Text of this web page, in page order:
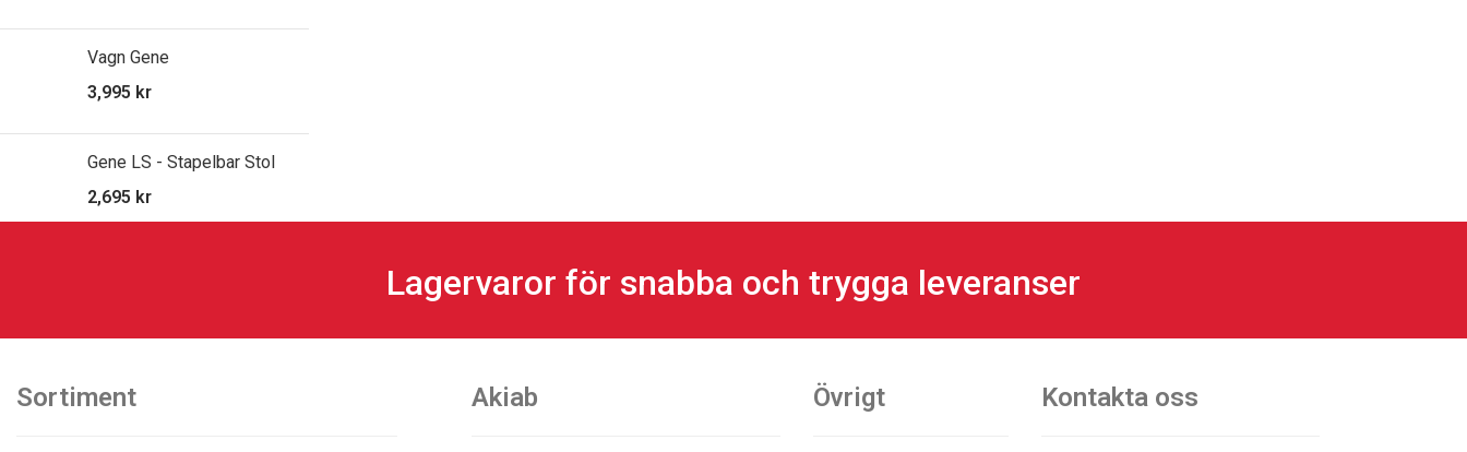
Vagn Gene
3,995 kr
Gene LS - Stapelbar Stol
2,695 kr
Lagervaror för snabba och trygga leveranser
Sortiment Akiab Övrigt Kontakta oss